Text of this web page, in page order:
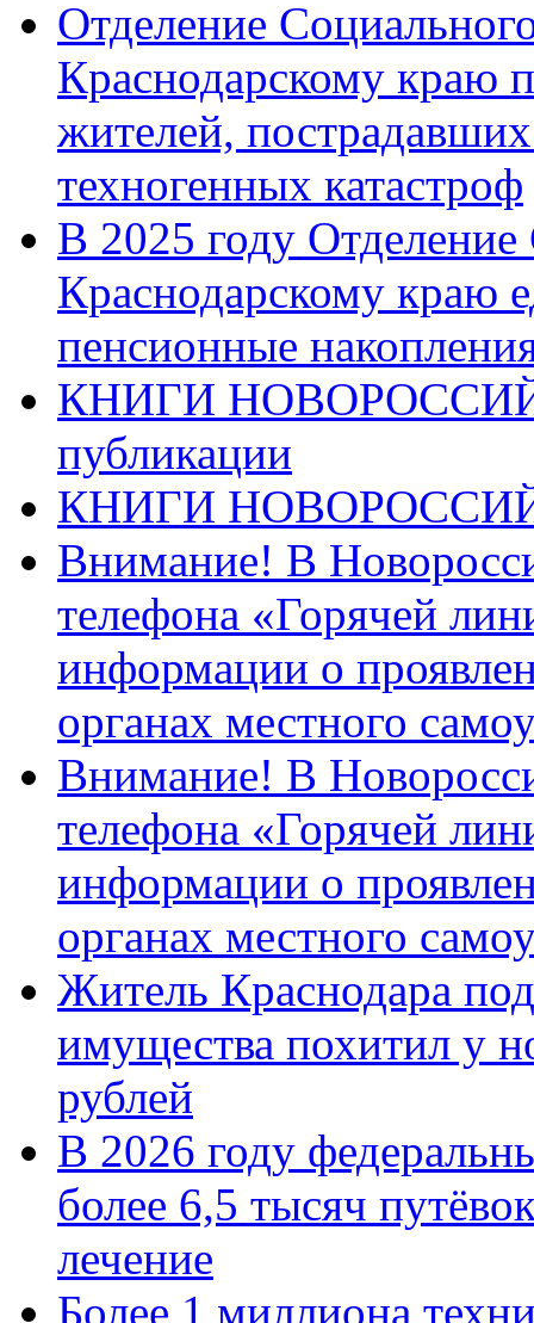
Отделение
Краснодарскому краю
жителей,
техногенных катастроф
В 2025 году
Краснодарскому краю
пенсионные
КНИГИ
публикации
КНИГИ
Внимание! В
телефона «Горячей
информации о
органах местного
Внимание! В
телефона «Горячей
информации о
органах местного
Житель Краснодара
имущества похитил у
рублей
В 2026 году
более 6,5 тысяч
лечение
Более 1 миллиона